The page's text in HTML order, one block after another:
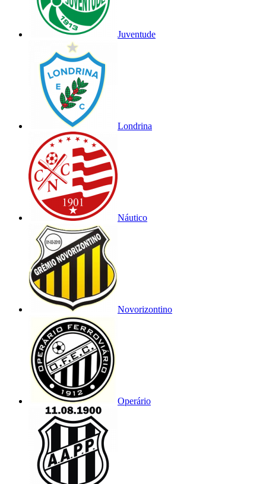
Juventude
Londrina
Náutico
Novorizontino
Operário